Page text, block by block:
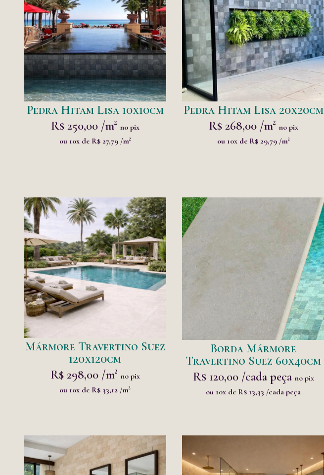
Pedra Hitam Lisa 10x10cm
R$ 250,00 /m² no pix
ou 10x de R$ 27,79 /m²
Pedra Hitam Lisa 20x20cm
R$ 268,00 /m² no pix
ou 10x de R$ 29,79 /m²
Mármore Travertino Suez
120x120cm
R$ 298,00 /m² no pix
ou 10x de R$ 33,12 /m²
Borda Mármore
Travertino Suez 60x40cm
R$ 120,00 /cada peça no pix
ou 10x de R$ 13,33 /cada peça